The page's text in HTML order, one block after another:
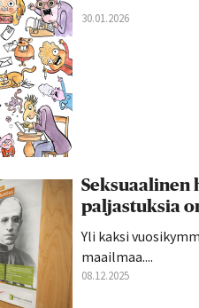
30.01.2026
paljastuksia
Yli kaksi
maailmaa....
08.12.2025